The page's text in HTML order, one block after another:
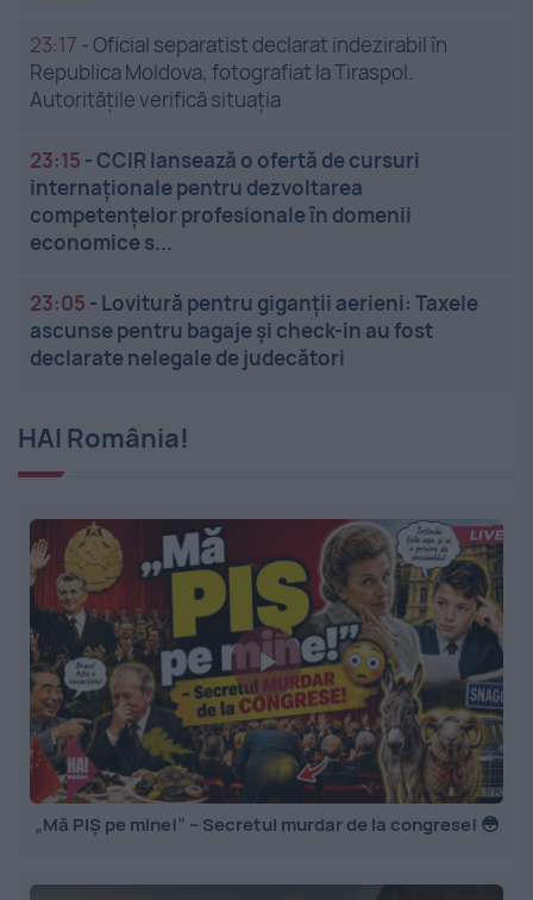
23:17 -Oficial separatist declarat indezirabil în
Republica Moldova, fotografiat la Tiraspol.
Autoritățile verifică situația
23:15 -CCIR lansează o ofertă de cursuri
internaționale pentru dezvoltarea
competențelor profesionale în domenii
economice s...
23:05 - Lovitură pentru giganții aerieni: Taxele
ascunse pentru bagaje și check-in au fost
declarate nelegale de judecători
HAI România!
„Mă PIȘ pe mine!” – Secretul murdar de la congrese! 😳